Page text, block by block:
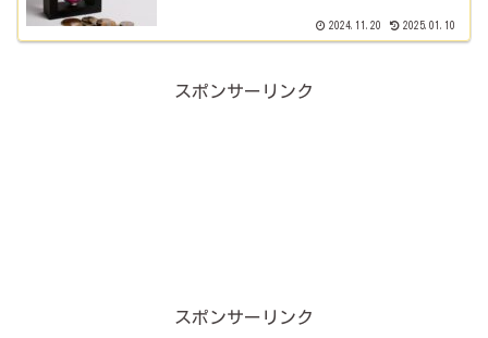
2024.11.20 2025.01.10
スポンサーリンク
スポンサーリンク